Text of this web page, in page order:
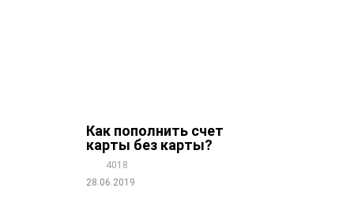
Как пополнить счет
карты без карты?
4018
28.06.2019